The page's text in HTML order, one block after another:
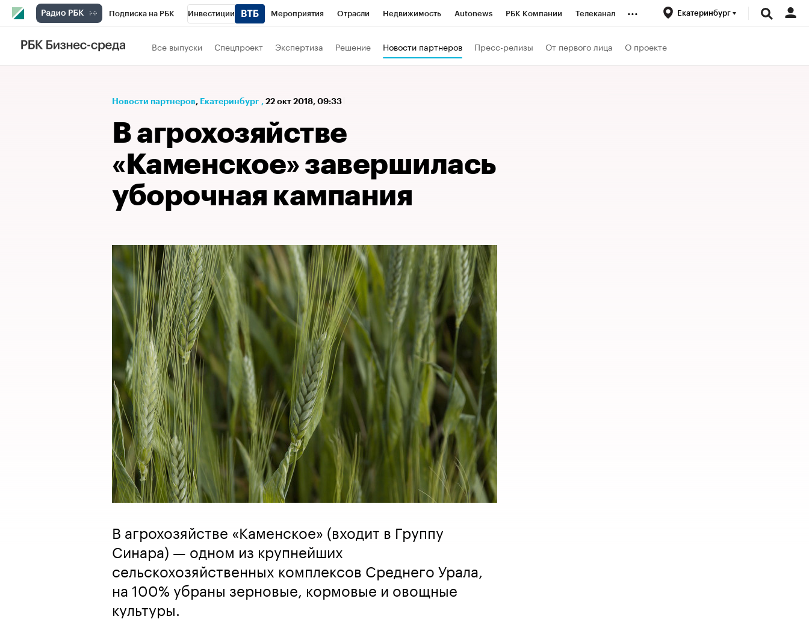
Подписка на РБК Инвестиции Мероприятия Отрасли Недвижимость Autonews РБК Компании Телеканал
РБК Вино
Проверка контрагентов Экономика
... Екатеринбург
Все выпуски Спецпроект Экспертиза Решение Новости партнеров Пресс-релизы От первого лица О проекте
Новости партнеров⁠, Екатеринбург , 22 окт 2018, 09:33
В агрохозяйстве
«Каменское» завершилась
уборочная кампания
В агрохозяйстве «Каменское» (входит в Группу
Синара) — одном из крупнейших
сельскохозяйственных комплексов Среднего Урала,
на 100% убраны зерновые, кормовые и овощные
культуры.